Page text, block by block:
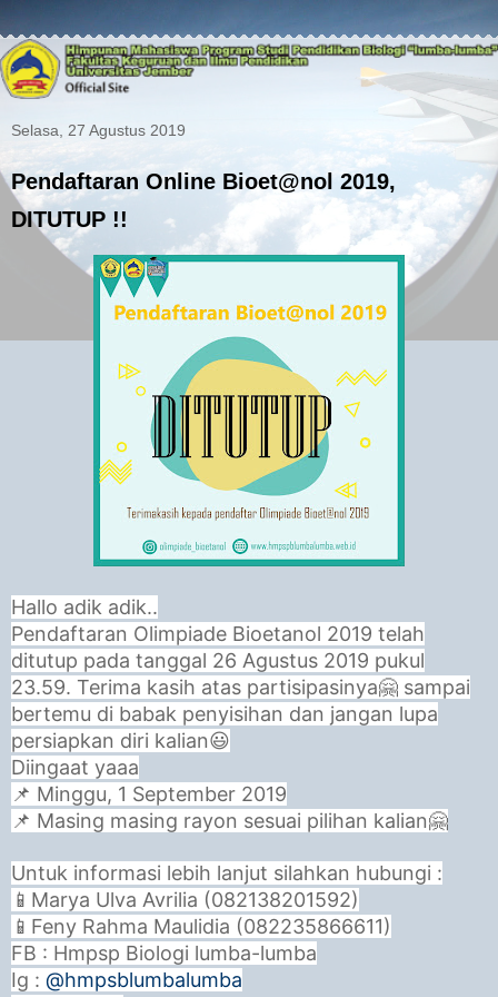
Selasa, 27 Agustus 2019
Pendaftaran Online Bioet@nol 2019,
DITUTUP !!
Hallo adik adik..
Pendaftaran Olimpiade Bioetanol 2019 telah
ditutup pada tanggal 26 Agustus 2019 pukul
23.59. Terima kasih atas partisipasinya🤗 sampai
bertemu di babak penyisihan dan jangan lupa
persiapkan diri kalian😃
Diingaat yaaa
📌 Minggu, 1 September 2019
📌 Masing masing rayon sesuai pilihan kalian🤗
Untuk informasi lebih lanjut silahkan hubungi :
📱Marya Ulva Avrilia (082138201592)
📱Feny Rahma Maulidia (082235866611)
FB : Hmpsp Biologi lumba-lumba
Ig : @hmpsblumbalumba